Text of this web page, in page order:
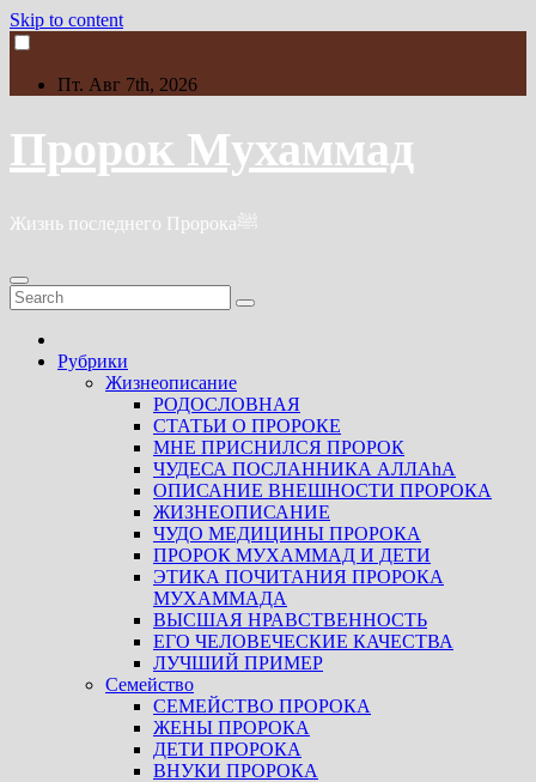
Skip to content
Пт. Авг 7th, 2026
Пророк Мухаммад
Жизнь последнего Пророкаﷺ
Рубрики
Жизнеописание
РОДОСЛОВНАЯ
СТАТЬИ О ПРОРОКЕ
МНЕ ПРИСНИЛСЯ ПРОРОК
ЧУДЕСА ПОСЛАННИКА АЛЛАhА
ОПИСАНИЕ ВНЕШНОСТИ ПРОРОКА
ЖИЗНЕОПИСАНИЕ
ЧУДО МЕДИЦИНЫ ПРОРОКА
ПРОРОК МУХАММАД И ДЕТИ
ЭТИКА ПОЧИТАНИЯ ПРОРОКА
МУХАММАДА
ВЫСШАЯ НРАВСТВЕННОСТЬ
ЕГО ЧЕЛОВЕЧЕСКИЕ КАЧЕСТВА
ЛУЧШИЙ ПРИМЕР
Семейство
СЕМЕЙСТВО ПРОРОКА
ЖЕНЫ ПРОРОКА
ДЕТИ ПРОРОКА
ВНУКИ ПРОРОКА